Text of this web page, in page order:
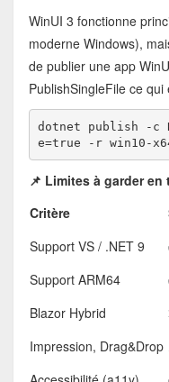
WinUI 3 fonctionne
moderne Windows),
de publier une app
PublishSingleFile ce
dotnet publish -c
e=true -r win10-
📌 Limites à garder en
Critère
Support VS / .NET 9
Support ARM64
Blazor Hybrid
Impression, Drag&Drop